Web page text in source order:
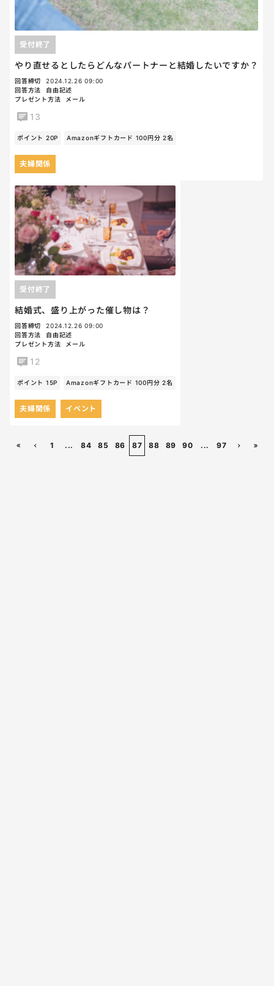
やり直せるとしたらどんなパートナーと結婚したいですか？
受付終了
回答締切
2024.12.26 09:00
回答方法
自由記述
プレゼント方法
メール
13
ポイント 20P Amazonギフトカード 100円分 2名
夫婦関係
結婚式、盛り上がった催し物は？
受付終了
回答締切
2024.12.26 09:00
回答方法
自由記述
プレゼント方法
メール
12
ポイント 15P Amazonギフトカード 100円分 2名
夫婦関係 イベント
1 ... 84 85 86 87 88 89 90 ... 97